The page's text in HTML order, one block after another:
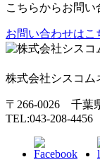
こちらからお問い
お問い合わせはこ
株式会社シスコム
〒266-0026 千葉
TEL:043-208-4456